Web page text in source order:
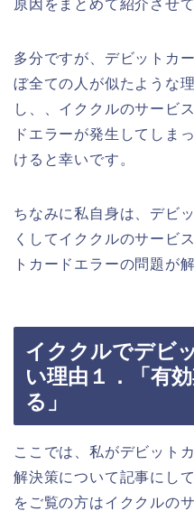
原因をまとめて紹介させ
多分ですが、デビットカ
ぼ全ての人が似たような
し、、イククルのサービ
ドエラーが発生してしま
けると幸いです。
ちなみに私自身は、デビ
くしてイククルのサービ
トカードエラーの問題が
イククルでデビ
い理由１．「有
る」
ここでは、私がデビット
解決策について記事にし
をご覧の方はイククルの